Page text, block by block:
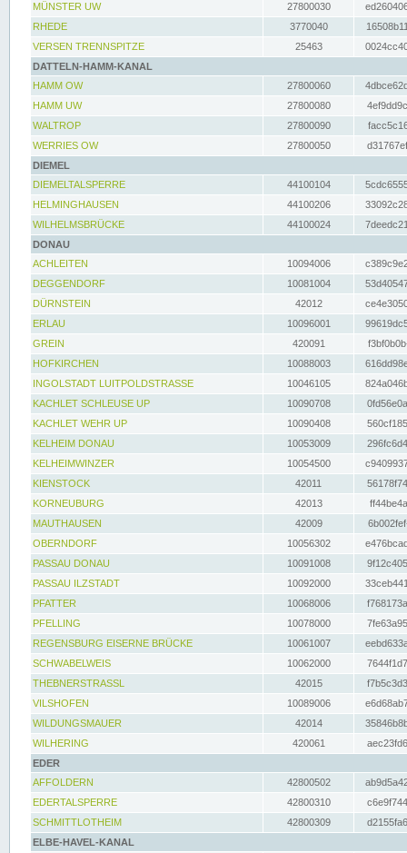
MÜNSTER UW
27800030
RHEDE
3770040
VERSEN TRENNSPITZE
25463
DATTELN-HAMM-KANAL
HAMM OW
27800060
HAMM UW
27800080
WALTROP
27800090
WERRIES OW
27800050
DIEMEL
DIEMELTALSPERRE
44100104
HELMINGHAUSEN
44100206
WILHELMSBRÜCKE
44100024
DONAU
ACHLEITEN
10094006
DEGGENDORF
10081004
DÜRNSTEIN
42012
ERLAU
10096001
GREIN
420091
HOFKIRCHEN
10088003
INGOLSTADT LUITPOLDSTRASSE
10046105
KACHLET SCHLEUSE UP
10090708
KACHLET WEHR UP
10090408
KELHEIM DONAU
10053009
KELHEIMWINZER
10054500
KIENSTOCK
42011
KORNEUBURG
42013
MAUTHAUSEN
42009
OBERNDORF
10056302
PASSAU DONAU
10091008
PASSAU ILZSTADT
10092000
PFATTER
10068006
PFELLING
10078000
REGENSBURG EISERNE BRÜCKE
10061007
SCHWABELWEIS
10062000
THEBNERSTRASSL
42015
VILSHOFEN
10089006
WILDUNGSMAUER
42014
WILHERING
420061
EDER
AFFOLDERN
42800502
EDERTALSPERRE
42800310
SCHMITTLOTHEIM
42800309
ELBE-HAVEL-KANAL